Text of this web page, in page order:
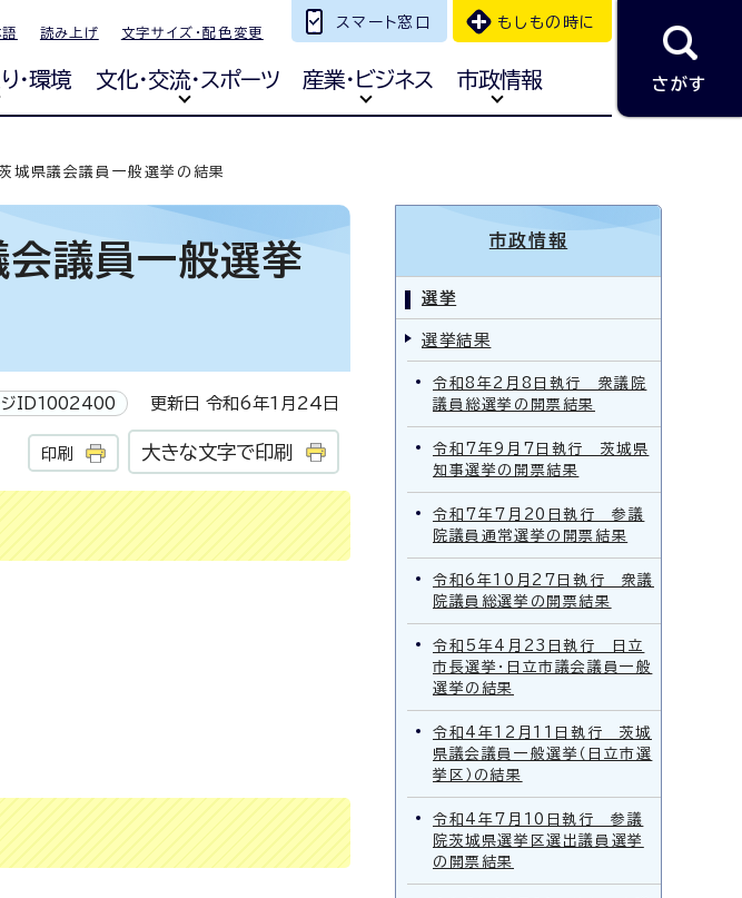
読み上げ 文字サイズ・配色変更
スマート窓口 もしもの時に
・環境 文化・交流・スポーツ 産業・ビジネス 市政情報 さがす
県議会議員一般選挙の結果
議員一般選挙
ジID1002400 更新日 令和6年1月24日
印刷 大きな文字で印刷
市政情報
選挙
選挙結果
令和8年2月8日執行 衆議院
議員総選挙の開票結果
令和7年9月7日執行 茨城県
知事選挙の開票結果
令和7年7月20日執行 参議
院議員通常選挙の開票結果
令和6年10月27日執行 衆議
院議員総選挙の開票結果
令和5年4月23日執行 日立
市長選挙・日立市議会議員一般
選挙の結果
令和4年12月11日執行 茨城
県議会議員一般選挙（日立市選
挙区）の結果
令和4年7月10日執行 参議
院茨城県選挙区選出議員選挙
の開票結果